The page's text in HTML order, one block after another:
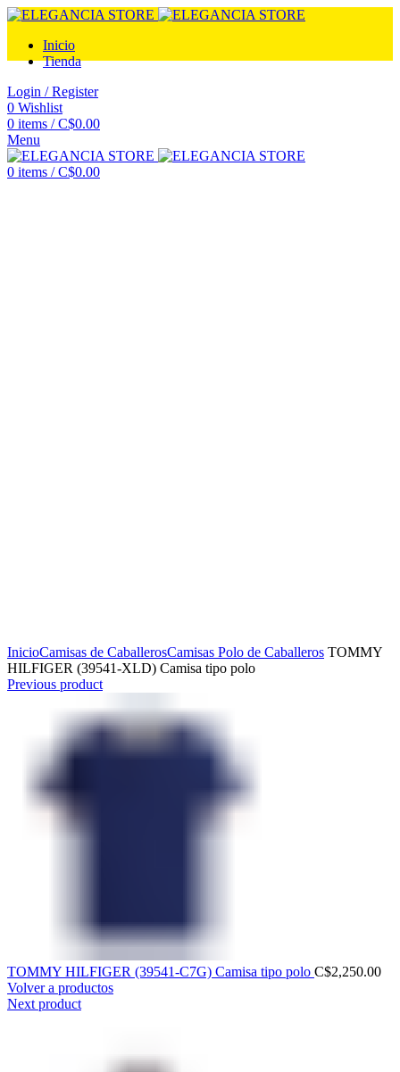
Inicio
Tienda
Login / Register
0 Wishlist
0 items / C$0.00
Menu
0 items / C$0.00
InicioCamisas de CaballerosCamisas Polo de Caballeros TOMMY
HILFIGER (39541-XLD) Camisa tipo polo
Previous product
TOMMY HILFIGER (39541-C7G) Camisa tipo polo C$2,250.00
Volver a productos
Next product